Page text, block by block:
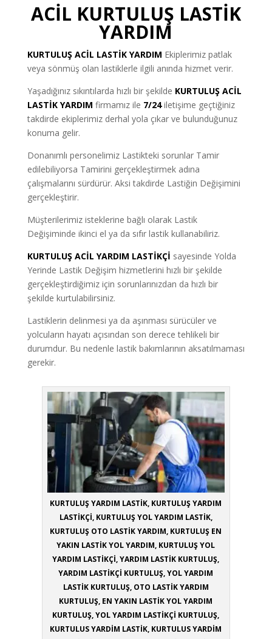
ACİL KURTULUŞ LASTİK
YARDIM
KURTULUŞ ACİL LASTİK YARDIM Ekiplerimiz patlak
veya sönmüş olan lastiklerle ilgili anında hizmet verir.
Yaşadığınız sıkıntılarda hızlı bir şekilde KURTULUŞ ACİL
LASTİK YARDIM firmamız ile 7/24iletişime geçtiğiniz
takdirde ekiplerimiz derhal yola çıkar ve bulunduğunuz
konuma gelir.
Donanımlı personelimiz Lastikteki sorunlar Tamir
edilebiliyorsa Tamirini gerçekleştirmek adına
çalışmalarını sürdürür. Aksi takdirde Lastiğin Değişimini
gerçekleştirir.
Müşterilerimiz isteklerine bağlı olarak Lastik
Değişiminde ikinci el ya da sıfır lastik kullanabiliriz.
KURTULUŞ ACİL YARDIM LASTİKÇİ sayesinde Yolda
Yerinde Lastik Değişim hizmetlerini hızlı bir şekilde
gerçekleştirdiğimiz için sorunlarınızdan da hızlı bir
şekilde kurtulabilirsiniz.
Lastiklerin delinmesi ya da aşınması sürücüler ve
yolcuların hayatı açısından son derece tehlikeli bir
durumdur. Bu nedenle lastik bakımlarının aksatılmaması
gerekir.
KURTULUŞ YARDIM LASTİK, KURTULUŞ YARDIM
LASTİKÇİ, KURTULUŞ YOL YARDIM LASTİK,
KURTULUŞ OTO LASTİK YARDIM, KURTULUŞ EN
YAKIN LASTİK YOL YARDIM, KURTULUŞ YOL
YARDIM LASTİKÇİ, YARDIM LASTİK KURTULUŞ,
YARDIM LASTİKÇİ KURTULUŞ, YOL YARDIM
LASTİK KURTULUŞ, OTO LASTİK YARDIM
KURTULUŞ, EN YAKIN LASTİK YOL YARDIM
KURTULUŞ, YOL YARDIM LASTİKÇİ KURTULUŞ,
KURTULUS YARDİM LASTİK, KURTULUS YARDİM